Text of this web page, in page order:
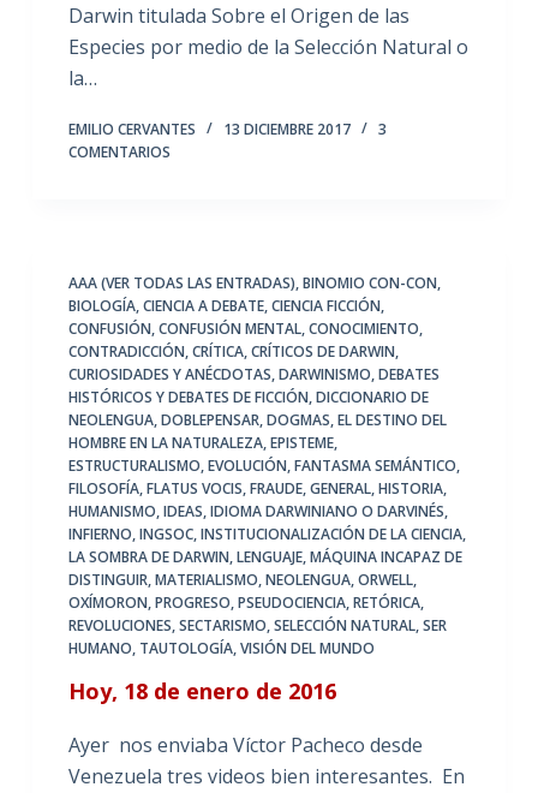
Darwin titulada Sobre el Origen de las
Especies por medio de la Selección Natural o
la…
EMILIO CERVANTES 13 DICIEMBRE 2017
3
COMENTARIOS
AAA (VER TODAS LAS ENTRADAS),BINOMIO CON-CON,
BIOLOGÍA,CIENCIA A DEBATE,CIENCIA FICCIÓN,
CONFUSIÓN,CONFUSIÓN MENTAL,CONOCIMIENTO,
CONTRADICCIÓN,CRÍTICA,CRÍTICOS DE DARWIN,
CURIOSIDADES Y ANÉCDOTAS,DARWINISMO,DEBATES
HISTÓRICOS Y DEBATES DE FICCIÓN,DICCIONARIO DE
NEOLENGUA,DOBLEPENSAR,DOGMAS,EL DESTINO DEL
HOMBRE EN LA NATURALEZA,EPISTEME,
ESTRUCTURALISMO,EVOLUCIÓN,FANTASMA SEMÁNTICO,
FILOSOFÍA,FLATUS VOCIS,FRAUDE,GENERAL,HISTORIA,
HUMANISMO,IDEAS,IDIOMA DARWINIANO O DARVINÉS,
INFIERNO,INGSOC,INSTITUCIONALIZACIÓN DE LA CIENCIA,
LA SOMBRA DE DARWIN,LENGUAJE,MÁQUINA INCAPAZ DE
DISTINGUIR,MATERIALISMO,NEOLENGUA,ORWELL,
OXÍMORON,PROGRESO,PSEUDOCIENCIA,RETÓRICA,
REVOLUCIONES,SECTARISMO,SELECCIÓN NATURAL,SER
HUMANO, TAUTOLOGÍA,VISIÓN DEL MUNDO
Hoy, 18 de enero de 2016
Ayer nos enviaba Víctor Pacheco desde
Venezuela tres videos bien interesantes. En